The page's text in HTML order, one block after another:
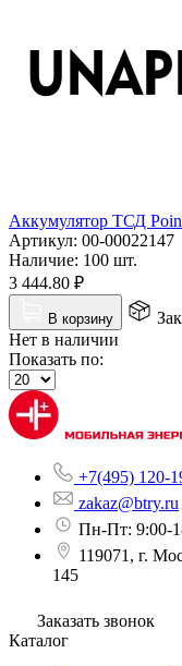
Аккумулятор ТСД
Артикул: 00-00022147
Наличие: 100 шт.
3 444.80 ₽
В корзину
Нет в наличии
Показать по:
+7(495) 120-
zakaz@btry.ru
Пн-Пт: 9:00-
119071, г.
145
Заказать звонок
Каталог